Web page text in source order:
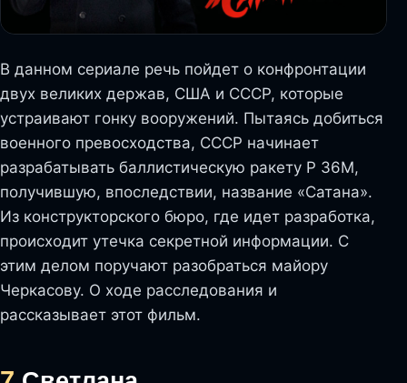
В данном сериале речь пойдет о конфронтации
двух великих держав, США и СССР, которые
устраивают гонку вооружений. Пытаясь добиться
военного превосходства, СССР начинает
разрабатывать баллистическую ракету Р 36М,
получившую, впоследствии, название «Сатана».
Из конструкторского бюро, где идет разработка,
происходит утечка секретной информации. С
этим делом поручают разобраться майору
Черкасову. О ходе расследования и
рассказывает этот фильм.